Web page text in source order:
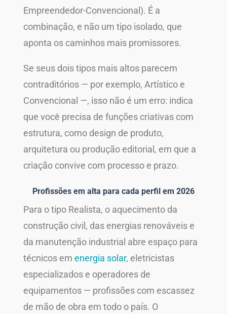
Empreendedor-Convencional). É a
combinação, e não um tipo isolado, que
aponta os caminhos mais promissores.
Se seus dois tipos mais altos parecem
contraditórios — por exemplo, Artístico e
Convencional —, isso não é um erro: indica
que você precisa de funções criativas com
estrutura, como design de produto,
arquitetura ou produção editorial, em que a
criação convive com processo e prazo.
Profissões em alta para cada perfil em 2026
Para o tipo Realista, o aquecimento da
construção civil, das energias renováveis e
da manutenção industrial abre espaço para
técnicos emenergia solar, eletricistas
especializados e operadores de
equipamentos — profissões com escassez
de mão de obra em todo o país. O